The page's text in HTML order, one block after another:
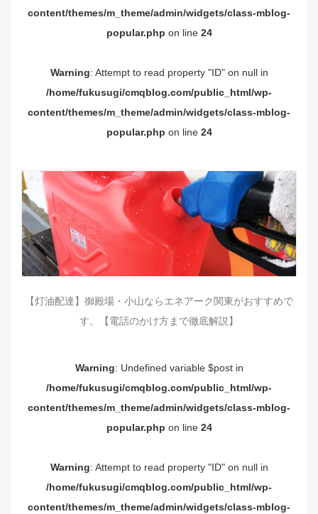
content/themes/m_theme/admin/widgets/class-mblog-
popular.php on line 24
Warning: Attempt to read property "ID" on null in
/home/fukusugi/cmqblog.com/public_html/wp-
content/themes/m_theme/admin/widgets/class-mblog-
popular.php on line 24
【灯油配達】御殿場・小山ならエネアーク関東がおすすめで
す。【電話のかけ方まで徹底解説】
Warning: Undefined variable $post in
/home/fukusugi/cmqblog.com/public_html/wp-
content/themes/m_theme/admin/widgets/class-mblog-
popular.php on line 24
Warning: Attempt to read property "ID" on null in
/home/fukusugi/cmqblog.com/public_html/wp-
content/themes/m_theme/admin/widgets/class-mblog-